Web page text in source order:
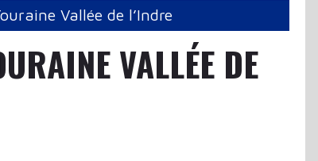
Vallée de l’Indre
VALLÉE DE